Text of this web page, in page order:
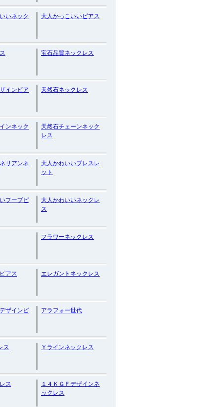
いネック
大人かっこいいピアス
宝石品質ネックレス
インピア
天然石ネックレス
ンネック
天然石チェーンネック
レス
リアンネ
大人かわいいブレスレ
ット
フープピ
大人かわいいネックレ
ス
フラワーネックレス
アス エレガントネックレス
ザインピ
アラフォー世代
ス Ｙラインネックレス
ス
１４ＫＧＦデザインネ
ックレス